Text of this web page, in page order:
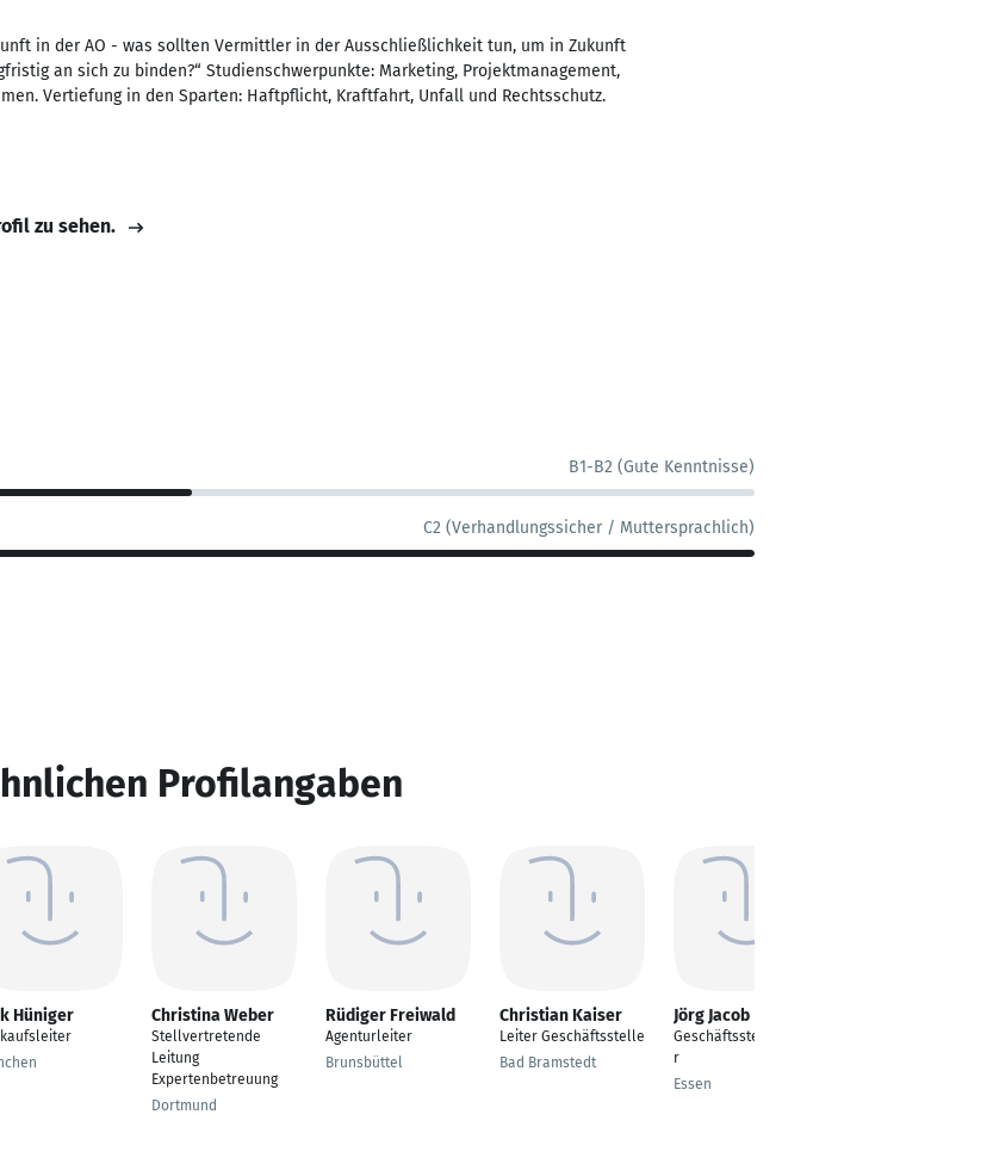
in der AO - was sollten Vermittler in der Ausschließlichkeit tun, um in Zukunft
an sich zu binden?“ Studienschwerpunkte: Marketing, Projektmanagement,
Vertiefung in den Sparten: Haftpflicht, Kraftfahrt, Unfall und Rechtsschutz.
zu sehen.
B1-B2 (Gute Kenntnisse)
C2 (Verhandlungssicher / Muttersprachlich)
Profilangaben
Hüniger Christina Weber
Stellvertretende
Leitung
Expertenbetreuung
Dortmund
Rüdiger Freiwald
Agenturleiter
Brunsbüttel
Christian Kaiser
Leiter Geschäftsstelle
Bad Bramstedt
Jörg Jacob
Geschäftsstellenleite
r
Essen